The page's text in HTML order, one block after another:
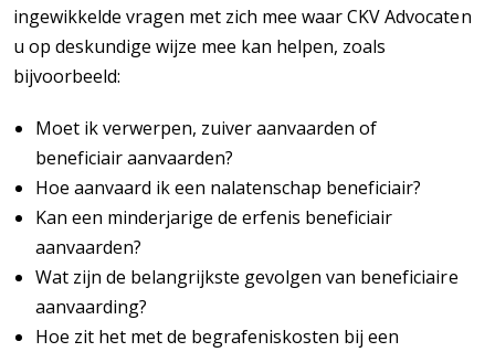
ingewikkelde vragen met zich mee waar CKV Advocaten
u op deskundige wijze mee kan helpen, zoals
bijvoorbeeld:
Moet ik verwerpen, zuiver aanvaarden of
beneficiair aanvaarden?
Hoe aanvaard ik een nalatenschap beneficiair?
Kan een minderjarige de erfenis beneficiair
aanvaarden?
Wat zijn de belangrijkste gevolgen van beneficiaire
aanvaarding?
Hoe zit het met de begrafeniskosten bij een